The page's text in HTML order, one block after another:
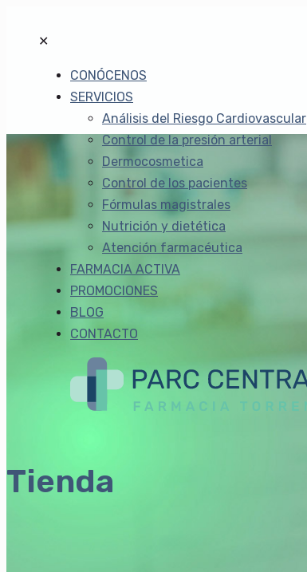
✕
CONÓCENOS
SERVICIOS
Análisis del Riesgo Cardiovascular
Control de la presión arterial
Dermocosmetica
Control de los pacientes
Fórmulas magistrales
Nutrición y dietética
Atención farmacéutica
FARMACIA ACTIVA
PROMOCIONES
BLOG
CONTACTO
Tienda